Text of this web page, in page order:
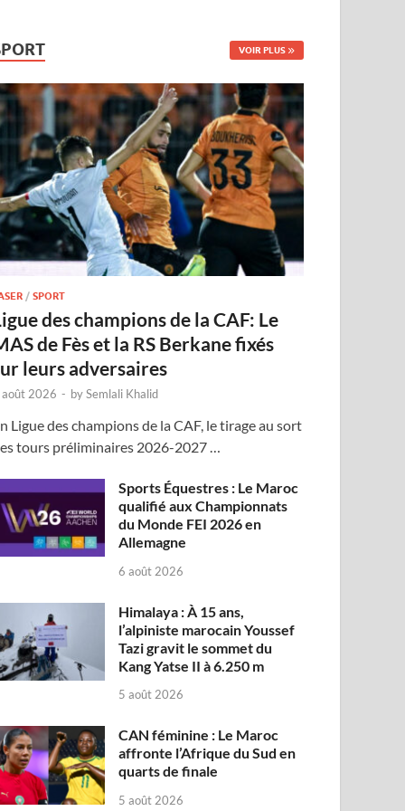
VOIR PLUS
/SPORT
des champions de la CAF: Le
de Fès et la RS Berkane fixés
leurs adversaires
2026 - bySemlali Khalid
Ligue des champions de la CAF, le tirage au sort
tours préliminaires 2026-2027 …
Sports Équestres : Le Maroc
qualifié aux Championnats
du Monde FEI 2026 en
Allemagne
6 août 2026
Himalaya : À 15 ans,
l’alpiniste marocain Youssef
Tazi gravit le sommet du
Kang Yatse II à 6.250 m
5 août 2026
CAN féminine : Le Maroc
affronte l’Afrique du Sud en
quarts de finale
5 août 2026